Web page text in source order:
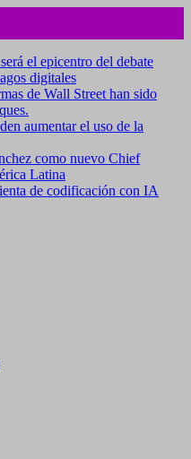
el epicentro del debate
digitales
de Wall Street han sido
aumentar el uso de la
como nuevo Chief
Latina
de codificación con IA